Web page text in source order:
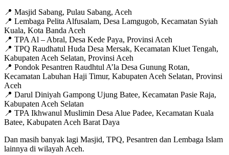
📍 Masjid Sabang, Pulau Sabang, Aceh
📍 Lembaga Pelita Alfusalam, Desa Lamgugob, Kecamatan Syiah
Kuala, Kota Banda Aceh
📍 TPA Al – Abral, Desa Kede Paya, Provinsi Aceh
📍 TPQ Raudhatul Huda Desa Mersak, Kecamatan Kluet Tengah,
Kabupaten Aceh Selatan, Provinsi Aceh
📍 Pondok Pesantren Raudhtul A’la Desa Gunung Rotan,
Kecamatan Labuhan Haji Timur, Kabupaten Aceh Selatan, Provinsi
Aceh
📍 Darul Diniyah Gampong Ujung Batee, Kecamatan Pasie Raja,
Kabupaten Aceh Selatan
📍 TPA Ikhwanul Muslimin Desa Alue Padee, Kecamatan Kuala
Batee, Kabupaten Aceh Barat Daya
Dan masih banyak lagi Masjid, TPQ, Pesantren dan Lembaga Islam
lainnya di wilayah Aceh.